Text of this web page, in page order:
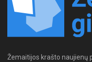
Žemaitijos krašto naujienų